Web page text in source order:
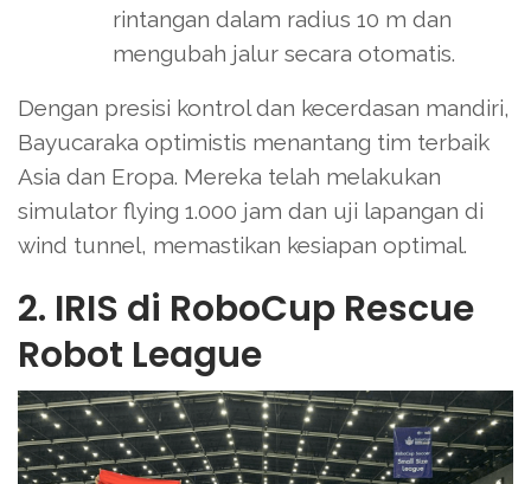
rintangan dalam radius 10 m dan
mengubah jalur secara otomatis.
Dengan presisi kontrol dan kecerdasan mandiri,
Bayucaraka optimistis menantang tim terbaik
Asia dan Eropa. Mereka telah melakukan
simulator flying 1.000 jam dan uji lapangan di
wind tunnel, memastikan kesiapan optimal.
2. IRIS di RoboCup Rescue
Robot League